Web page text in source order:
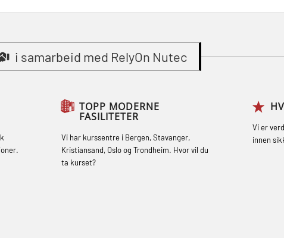
for fiskere
for fiskere
(MBSBLE032)
for mindre
Gass kurs H2S
Gass kurs H2S
Grunnkurs
i samarbeid med RelyOn Nutec
TOPP MODERNE
FASILITETER
Vi har kurssentre i Bergen, Stavanger,
Kristiansand, Oslo og Trondheim. Hvor vil du
ta kurset?
Vi er
innen